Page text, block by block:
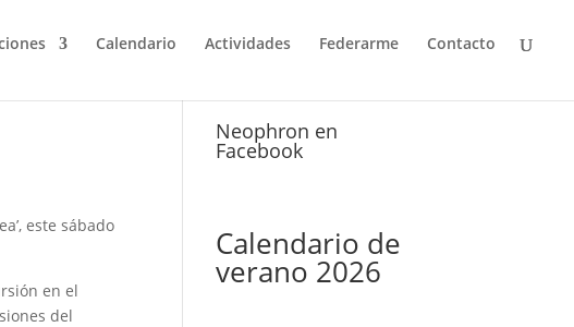
Calendario Actividades Federarme Contacto
este sábado
en el
del
Neophron en
Facebook
Calendario de
verano 2026